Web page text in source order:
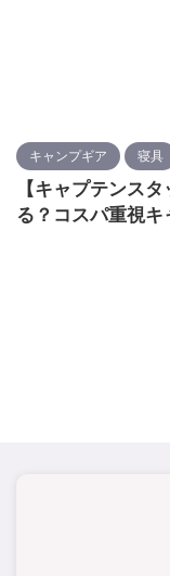
キャンプギア 寝具
【キャプテンス
る？コスパ重視キ